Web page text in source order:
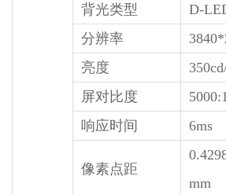
背光类型
D-
分辨率
亮度
屏对比度
5000:1
响应时间
6ms
像素点距
mm